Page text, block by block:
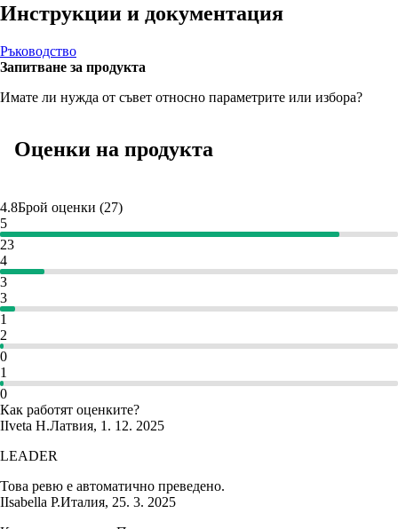
Инструкции и документация
Ръководство
Запитване за продукта
Имате ли нужда от съвет относно параметрите или избора?
Оценки на продукта
4.8Брой оценки (27)
5
23
4
3
3
1
2
0
1
0
Как работят оценките?
IIveta H.Латвия, 1. 12. 2025
LEADER
Това ревю е автоматично преведено.
IIsabella P.Италия, 25. 3. 2025